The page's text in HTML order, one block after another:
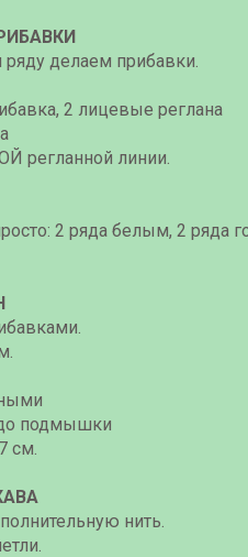
делаем прибавки.
2 лицевые реглана
регланной линии.
2 ряда белым, 2 ряда
до подмышки
см.
нить.